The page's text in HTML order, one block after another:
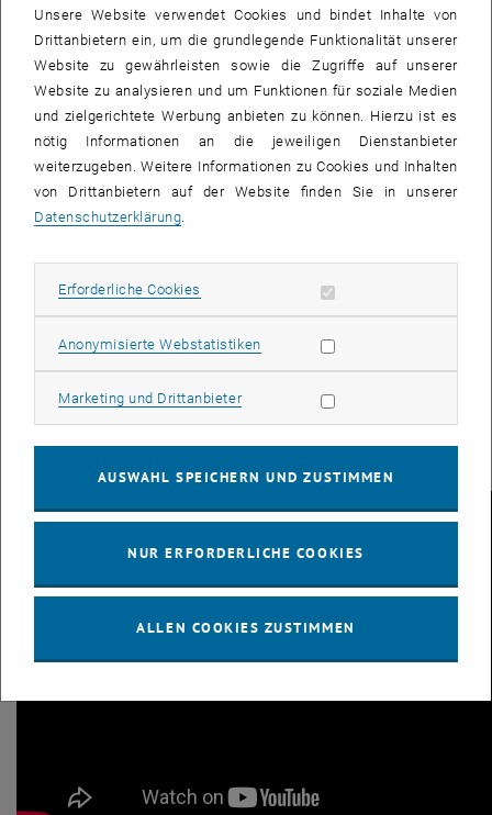
Um die Studierenden, Lehrenden und
Forscher_innen der TU Wien in diesen Fragen
zu unterstützen, hat die Abteilung
Gender kompetenz im Rahmen des EU-Projekts
Gender Equality in Engineering through
Communication and Commitment “ , öffnet eine externe URL in einem
umfangreiche Materialien für Forscher_innen
und Lehrende erstellt:
Website:Genderin Lehre und Studium:
Forschung und Innovation
Gender& Energie,Gender& Mobilität
Gender & Robotik
Unsere Website verwendet Cookies und bindet Inhalte von
Drittanbietern ein, um die grundlegende Funktionalität unserer
Website zu gewährleisten sowie die Zugriffe auf unserer
Website zu analysieren und um Funktionen für soziale Medien
und zielgerichtete Werbung anbieten zu können. Hierzu ist es
nötig Informationen an die jeweiligen Dienstanbieter
weiterzugeben. Weitere Informationen zu Cookies und Inhalten
von Drittanbietern auf der Website finden Sie in unserer
Datenschutzerklärung
Erforderliche Cookies Erforderliche Cookies zulassen
Anonymisierte WebstatistikenStatistik Cookies zulassen
Marketing und DrittanbieterMarketing Cookies zulassen
AUSWAHL SPEICHERN UND ZUSTIMMEN
NUR ERFORDERLICHE COOKIES
ALLEN COOKIES ZUSTIMMEN